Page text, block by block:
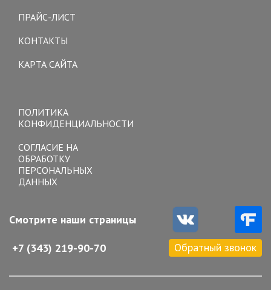
ПРАЙС-ЛИСТ
КОНТАКТЫ
КАРТА САЙТА
ПОЛИТИКА
КОНФИДЕНЦИАЛЬНОСТИ
СОГЛАСИЕ НА
ОБРАБОТКУ
ПЕРСОНАЛЬНЫХ
ДАННЫХ
Смотрите наши страницы
+7 (343) 219-90-70 Обратный звонок